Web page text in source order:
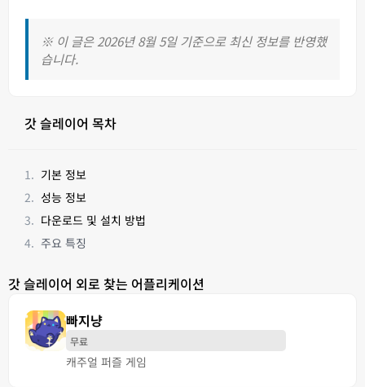
※ 이 글은 2026년 8월 5일 기준으로 최신 정보를 반영했
습니다.
갓 슬레이어 목차
기본 정보
성능 정보
다운로드 및 설치 방법
주요 특징
갓 슬레이어 외로 찾는 어플리케이션
빠지냥
무료
캐주얼 퍼즐 게임